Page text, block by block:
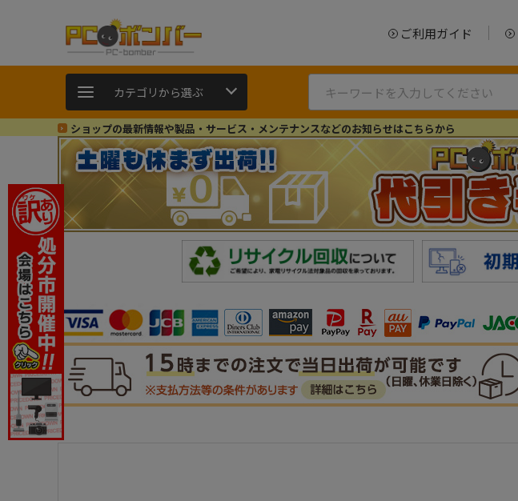
ご利用ガイド
カテゴリから選ぶ
ショップの最新情報や製品・サービス・メンテナンスなどのお知らせはこちらから